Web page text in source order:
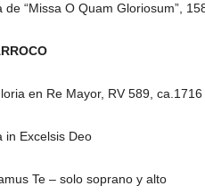
de “Missa O Quam Gloriosum”,
en Re Mayor, RV 589,
in Excelsis Deo
Te – solo soprano y alto